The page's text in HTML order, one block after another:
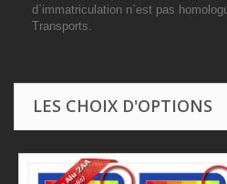
d`immatriculation n`est pas
Transports.
LES CHOIX D'OPTIONS